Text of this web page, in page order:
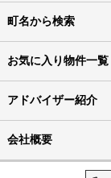
町名から検索
お気に入り物件一覧
アドバイザー紹介
会社概要